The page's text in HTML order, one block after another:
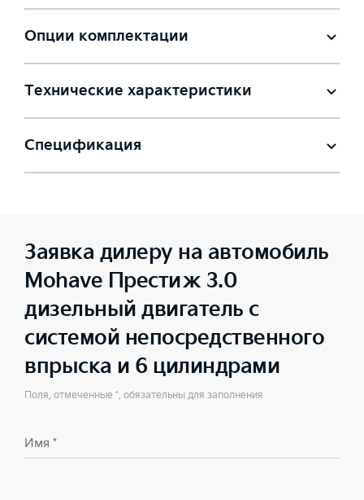
Опции комплектации
Технические характеристики
Спецификация
Заявка дилеру на автомобиль
Mohave Престиж 3.0
дизельный двигатель с
системой непосредственного
впрыска и 6 цилиндрами
Поля, отмеченные *, обязательны для заполнения
Имя *